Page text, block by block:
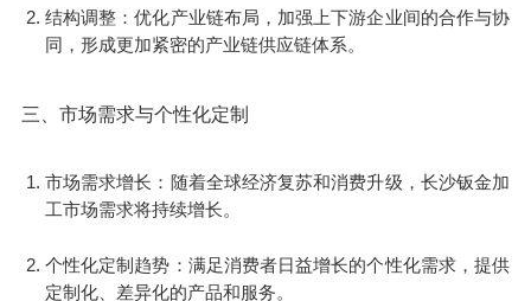
结构调整：优化产业链布局，加强上下游企业间的合作与协
同，形成更加紧密的产业链供应链体系。
三、市场需求与个性化定制
市场需求增长：随着全球经济复苏和消费升级，长沙钣金加
工市场需求将持续增长。
个性化定制趋势：满足消费者日益增长的个性化需求，提供
定制化、差异化的产品和服务。